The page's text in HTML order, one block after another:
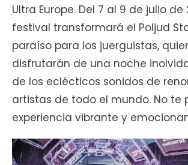
Ultra Europe. Del 7 al 9 de julio de
festival transformará el Poljud
paraíso para los juerguistas,
disfrutarán de una noche
de los eclécticos sonidos de
artistas de todo el mundo. No te
experiencia vibrante y